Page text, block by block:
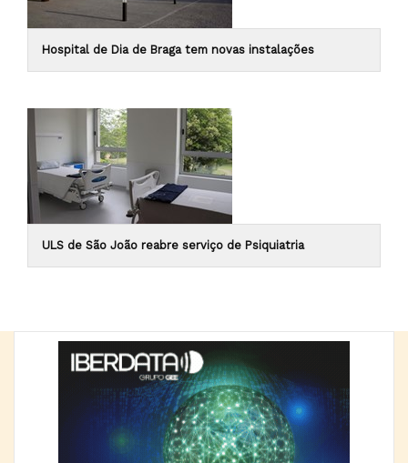
Hospital de Dia de Braga tem novas instalações
ULS de São João reabre serviço de Psiquiatria